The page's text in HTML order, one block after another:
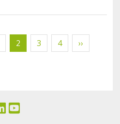
Page
courante
2 Page
3 Page
4
Page
suivante
››